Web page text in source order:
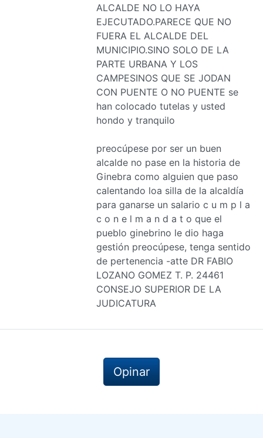
ALCALDE NO LO HAYA
EJECUTADO.PARECE QUE NO
FUERA EL ALCALDE DEL
MUNICIPIO.SINO SOLO DE LA
PARTE URBANA Y LOS
CAMPESINOS QUE SE JODAN
CON PUENTE O NO PUENTE se
han colocado tutelas y usted
hondo y tranquilo
preocúpese por ser un buen
alcalde no pase en la historia de
Ginebra como alguien que paso
calentando loa silla de la alcaldía
para ganarse un salario c u m p l a
c o n e l m a n d a t o que el
pueblo ginebrino le dio haga
gestión preocúpese, tenga sentido
de pertenencia -atte DR FABIO
LOZANO GOMEZ T. P. 24461
CONSEJO SUPERIOR DE LA
JUDICATURA
Opinar